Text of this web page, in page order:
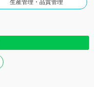
生産管理・品質管理